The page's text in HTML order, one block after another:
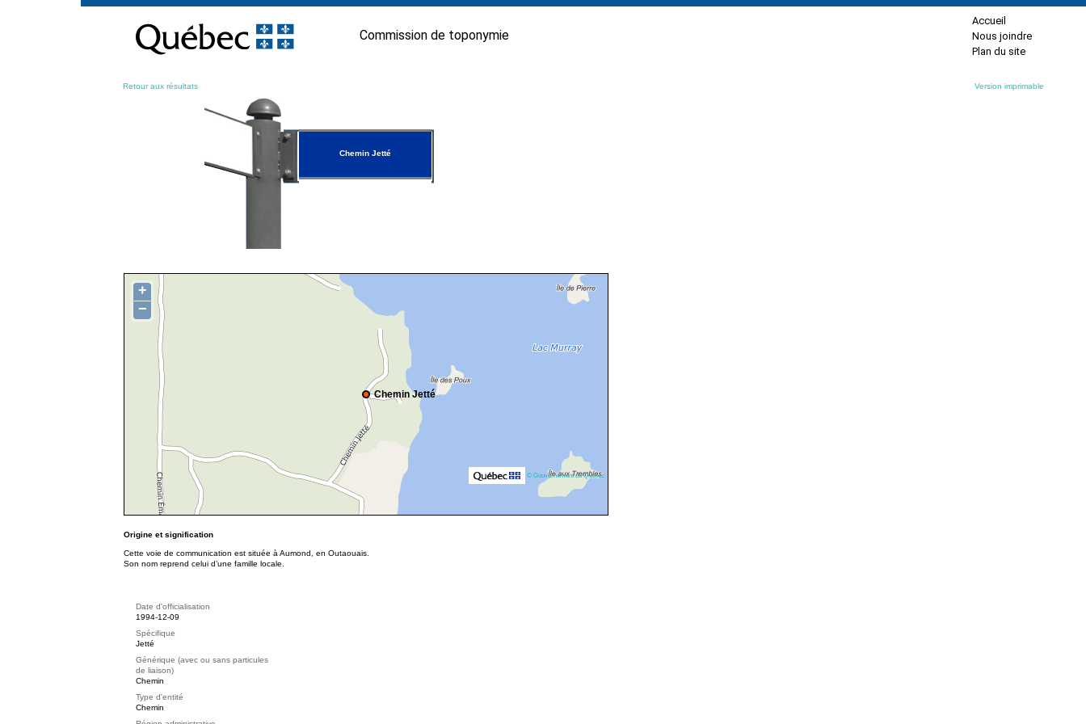
contenu
Commission de toponymie
Accueil
Nous joindre
Plan du site
Retour aux résultats Version imprimable
Chemin Jetté
Chemin Jetté
+
−
© Gouvernement du Québec
Origine et signification
Cette voie de communication est située à Aumond, en Outaouais.
Son nom reprend celui d’une famille locale.
Date d'officialisation
1994-12-09
Spécifique
Jetté
Générique (avec ou sans particules
de liaison)
Chemin
Type d'entité
Chemin